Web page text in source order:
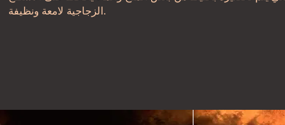
الزجاجية لامعة ونظيفة.